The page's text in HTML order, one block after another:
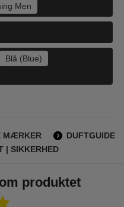
Men
Blå (Blue)
MÆRKER
DUFTGUIDE
| SIKKERHED
produktet